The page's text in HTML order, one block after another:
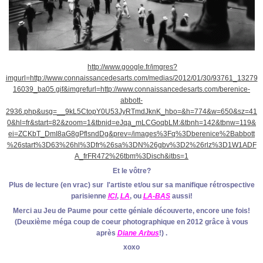
http://www.google.fr/imgres?
imgurl=http://www.connaissancedesarts.com/medias/2012/01/30/93761_13279
16039_ba05.gif&imgrefurl=http://www.connaissancedesarts.com/berenice-
abbott-
2936.php&usg=__9kL5CtopY0U53JyRTmdJknK_hbo=&h=774&w=650&sz=41
0&hl=fr&start=82&zoom=1&tbnid=eJqa_mLCGoqbLM:&tbnh=142&tbnw=119&
ei=ZCKbT_DmI8aG8gPflsndDg&prev=/images%3Fq%3Dberenice%2Babbott
%26start%3D63%26hl%3Dfr%26sa%3DN%26gbv%3D2%26rlz%3D1W1ADF
A_frFR472%26tbm%3Disch&itbs=1
Et le vôtre?
Plus de lecture (en vrac) sur l'artiste et/ou sur sa manifique rétrospective
parisienne ICI, LA, ou LA-BASaussi!
Merci au Jeu de Paume pour cette géniale découverte, encore une fois!
(Deuxième méga coup de coeur photographique en 2012 grâce à vous
après Diane Arbus!) .
xoxo